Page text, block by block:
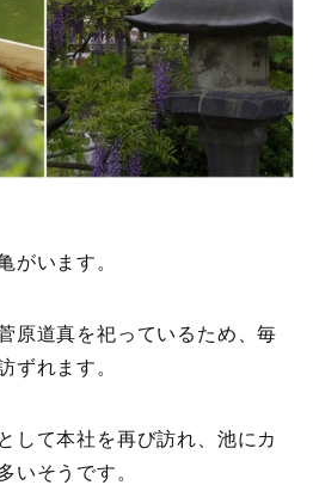
がいます。
原道真を祀っているため、毎
ずれます。
して本社を再び訪れ、池にカ
いそうです。